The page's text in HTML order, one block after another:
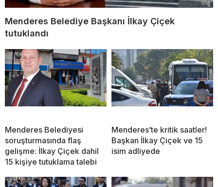
Menderes Belediye Başkanı İlkay Çiçek
tutuklandı
Menderes Belediyesi
soruşturmasında flaş
gelişme: İlkay Çiçek dahil
15 kişiye tutuklama talebi
Menderes’te kritik saatler!
Başkan İlkay Çiçek ve 15
isim adliyede